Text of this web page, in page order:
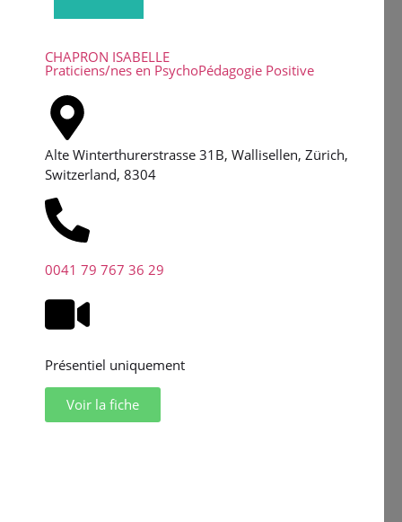
CHAPRON ISABELLE
Praticiens/nes en PsychoPédagogie Positive
Alte Winterthurerstrasse 31B, Wallisellen, Zürich,
Switzerland, 8304
0041 79 767 36 29
Présentiel uniquement
Voir la fiche